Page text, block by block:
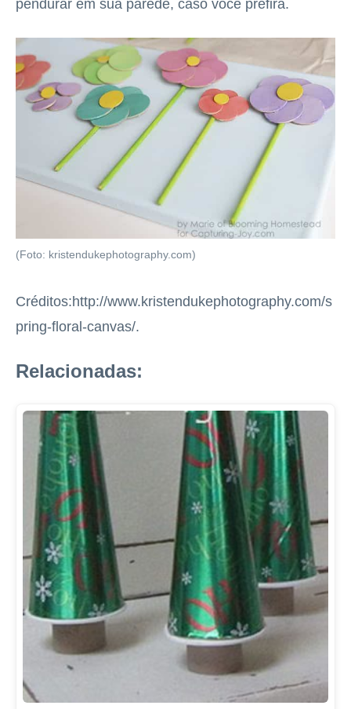
pendurar em sua parede, caso você prefira.
(Foto: kristendukephotography.com)
Créditos:http://www.kristendukephotography.com/s
pring-floral-canvas/.
Relacionadas: